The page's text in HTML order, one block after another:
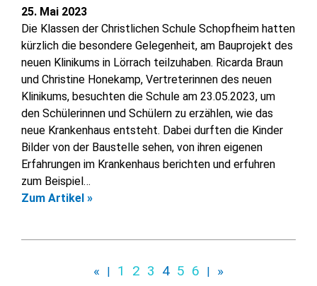
25. Mai 2023
Die Klassen der Christlichen Schule Schopfheim hatten
kürzlich die besondere Gelegenheit, am Bauprojekt des
neuen Klinikums in Lörrach teilzuhaben. Ricarda Braun
und Christine Honekamp, Vertreterinnen des neuen
Klinikums, besuchten die Schule am 23.05.2023, um
den Schülerinnen und Schülern zu erzählen, wie das
neue Krankenhaus entsteht. Dabei durften die Kinder
Bilder von der Baustelle sehen, von ihren eigenen
Erfahrungen im Krankenhaus berichten und erfuhren
zum Beispiel…
Zum Artikel »
1 2 3 4 5 6